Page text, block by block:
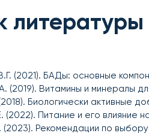
литературы
(2021). БАДы: основные
(2019). Витамины и минералы
Биологически активные
(2022). Питание и его влияние
Рекомендации по